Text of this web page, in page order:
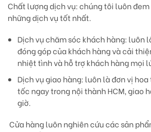
Chất lượng dịch vụ:chúng tôi luôn
những dịch vụ tốt nhất.
Dịch vụ chăm sóc khách hàng: luôn
đóng góp của khách hàng và cải
nhiệt tình và hỗ trợ khách hàng mọi
Dịch vụ giao hàng: luôn là đơn vị
tốc ngay trong nội thành HCM, giao
giờ.
Cửa hàng luôn nghiên cứu các sản